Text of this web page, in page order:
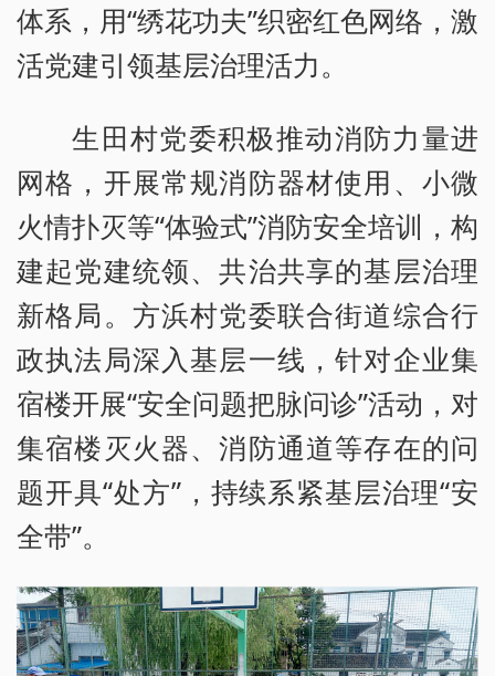
体系，用“绣花功夫”织密红色网络，激
活党建引领基层治理活力。
生田村党委积极推动消防力量进
网格，开展常规消防器材使用、小微
火情扑灭等“体验式”消防安全培训，构
建起党建统领、共治共享的基层治理
新格局。方浜村党委联合街道综合行
政执法局深入基层一线，针对企业集
宿楼开展“安全问题把脉问诊”活动，对
集宿楼灭火器、消防通道等存在的问
题开具“处方”，持续系紧基层治理“安
全带”。